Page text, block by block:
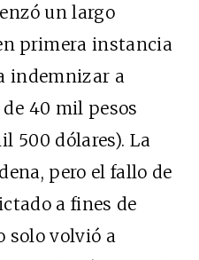
un largo
primera instancia
indemnizar a
40 mil pesos
500 dólares). La
pero el fallo de
a fines de
solo volvió a